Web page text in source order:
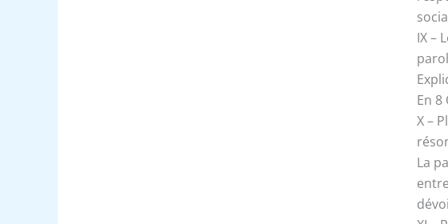
IX –
En 8
X –
La